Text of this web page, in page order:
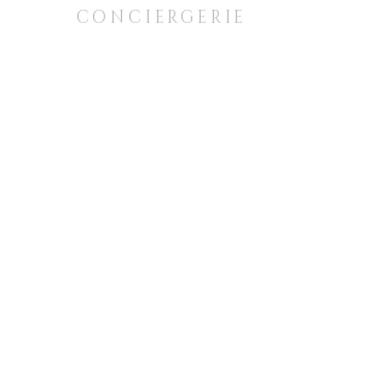
CONCIERGERIE